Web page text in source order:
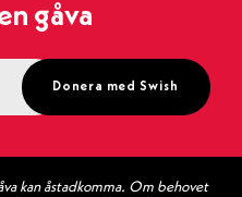
gåva
Donera med Swish
kan åstadkomma. Om behovet